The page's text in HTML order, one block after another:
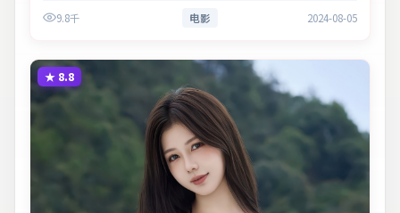
义。9.8千 电影 2024-08-05
★ 8.8